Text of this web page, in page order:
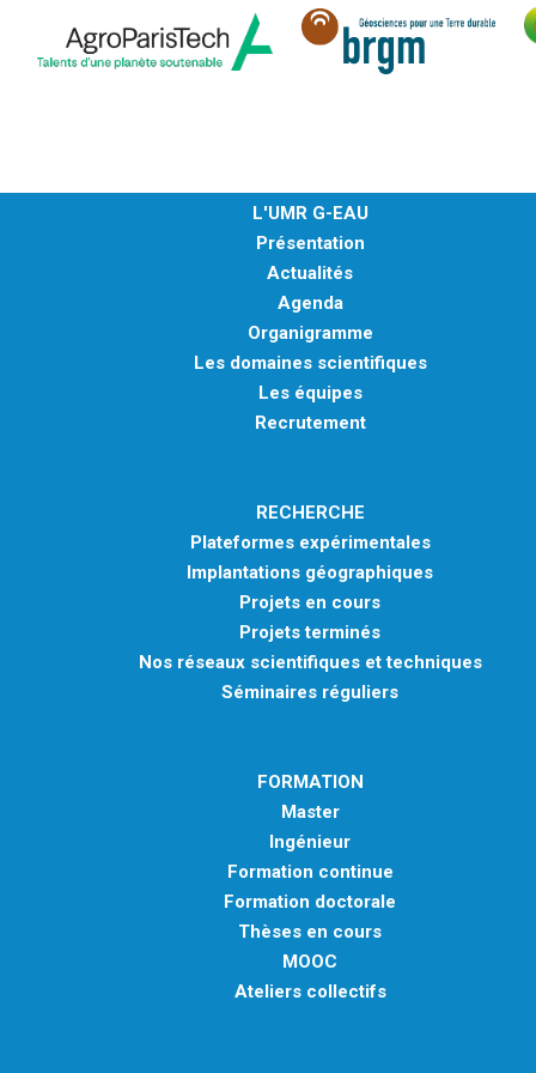
L'UMR G-EAU
Présentation
Actualités
Agenda
Organigramme
Les domaines scientifiques
Les équipes
Recrutement
RECHERCHE
Plateformes expérimentales
Implantations géographiques
Projets en cours
Projets terminés
Nos réseaux scientifiques et techniques
Séminaires réguliers
FORMATION
Master
Ingénieur
Formation continue
Formation doctorale
Thèses en cours
MOOC
Ateliers collectifs